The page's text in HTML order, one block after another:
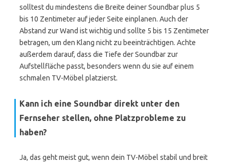
solltest du mindestens die Breite deiner Soundbar plus 5
bis 10 Zentimeter auf jeder Seite einplanen. Auch der
Abstand zur Wand ist wichtig und sollte 5 bis 15 Zentimeter
betragen, um den Klang nicht zu beeinträchtigen. Achte
außerdem darauf, dass die Tiefe der Soundbar zur
Aufstellfläche passt, besonders wenn du sie auf einem
schmalen TV-Möbel platzierst.
Kann ich eine Soundbar direkt unter den
Fernseher stellen, ohne Platzprobleme zu
haben?
Ja, das geht meist gut, wenn dein TV-Möbel stabil und breit